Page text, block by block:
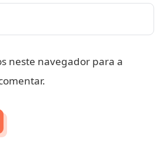
neste navegador para a